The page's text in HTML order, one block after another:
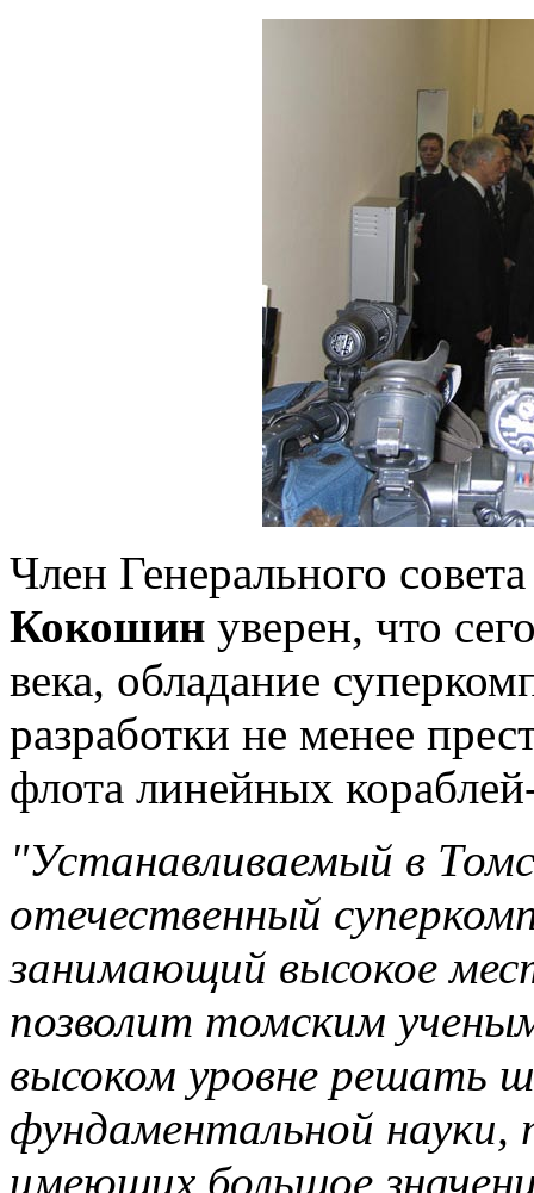
Член Генерального
Кокошин уверен, что
века, обладание
разработки не менее
флота линейных
"Устанавливаемый в
отечественный
занимающий высокое
позволит томским
высоком уровне решать
фундаментальной науки,
имеющих большое